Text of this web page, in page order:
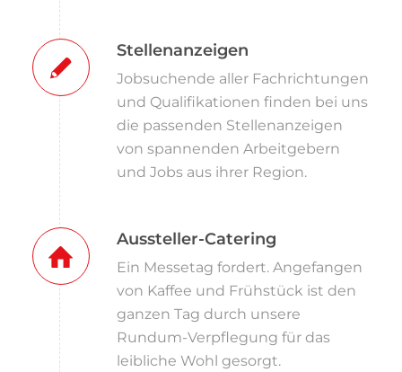
Stellenanzeigen
Jobsuchende aller Fachrichtungen
und Qualifikationen finden bei uns
die passenden Stellenanzeigen
von spannenden Arbeitgebern
und Jobs aus ihrer Region.
Aussteller-Catering
Ein Messetag fordert. Angefangen
von Kaffee und Frühstück ist den
ganzen Tag durch unsere
Rundum-Verpflegung für das
leibliche Wohl gesorgt.